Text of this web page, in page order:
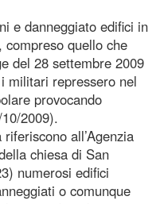
e danneggiato edifici in
quello che
del 28 settembre 2009
militari repressero nel
provocando
2009).
all’Agenzia
chiesa di San
numerosi edifici
o comunque